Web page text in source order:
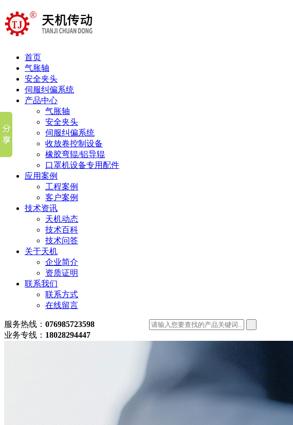
首页
气胀轴
安全夹头
伺服纠偏系统
产品中心
气胀轴
安全夹头
伺服纠偏系统
收放卷控制设备
橡胶弯辊/铝导辊
口罩机设备专用配件
应用案例
工程案例
客户案例
技术资讯
天机动态
技术百科
技术问答
关于天机
企业简介
资质证明
联系我们
联系方式
在线留言
服务热线： 076985723598
业务专线： 18028294447